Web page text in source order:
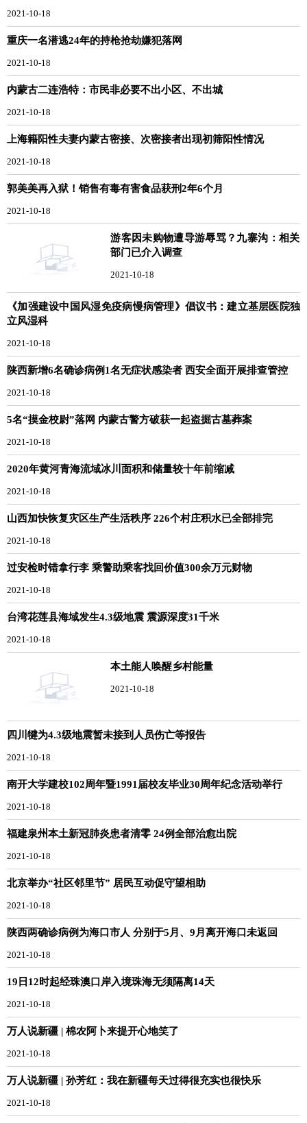
2021-10-18
重庆一名潜逃24年的持枪抢劫嫌犯落网
2021-10-18
内蒙古二连浩特：市民非必要不出小区、不出城
2021-10-18
上海籍阳性夫妻内蒙古密接、次密接者出现初筛阳性情况
2021-10-18
郭美美再入狱！销售有毒有害食品获刑2年6个月
2021-10-18
游客因未购物遭导游辱骂？九寨沟：相关
部门已介入调查
2021-10-18
《加强建设中国风湿免疫病慢病管理》倡议书：建立基层医院独
立风湿科
2021-10-18
陕西新增6名确诊病例1名无症状感染者 西安全面开展排查管控
2021-10-18
5名“摸金校尉”落网 内蒙古警方破获一起盗掘古墓葬案
2021-10-18
2020年黄河青海流域冰川面积和储量较十年前缩减
2021-10-18
山西加快恢复灾区生产生活秩序 226个村庄积水已全部排完
2021-10-18
过安检时错拿行李 乘警助乘客找回价值300余万元财物
2021-10-18
台湾花莲县海域发生4.3级地震 震源深度31千米
2021-10-18
本土能人唤醒乡村能量
2021-10-18
四川犍为4.3级地震暂未接到人员伤亡等报告
2021-10-18
南开大学建校102周年暨1991届校友毕业30周年纪念活动举行
2021-10-18
福建泉州本土新冠肺炎患者清零 24例全部治愈出院
2021-10-18
北京举办“社区邻里节” 居民互动促守望相助
2021-10-18
陕西两确诊病例为海口市人 分别于5月、9月离开海口未返回
2021-10-18
19日12时起经珠澳口岸入境珠海无须隔离14天
2021-10-18
万人说新疆 | 棉农阿卜来提开心地笑了
2021-10-18
万人说新疆 | 孙芳红：我在新疆每天过得很充实也很快乐
2021-10-18